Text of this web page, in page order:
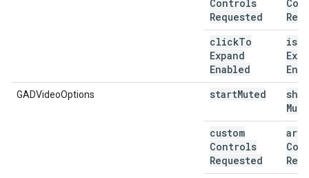
Controls
Requested
clickTo
Expand
Enabled
is
GADVideoOptions startMuted
custom
Controls
Requested
are